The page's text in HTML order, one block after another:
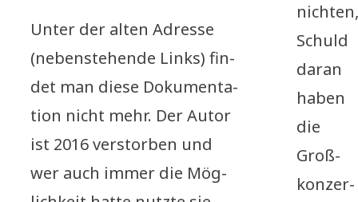
Unter der alten Adres­se
(neben­ste­hen­de Links) fin­
det man die­se Doku­men­ta­
ti­on nicht mehr. Der Autor
ist 2016 ver­stor­ben und
wer auch immer die Mög­
Schuld
dar­an
haben
die
Groß­
kon­zer­